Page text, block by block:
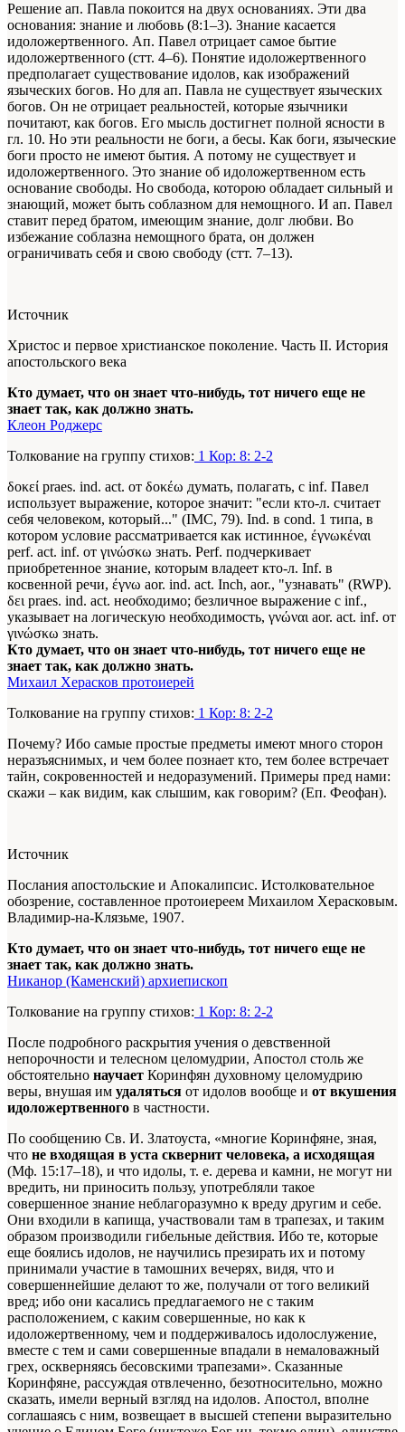
Решение ап. Павла покоится на двух основаниях. Эти два
основания: знание и любовь (8:1–3). Знание касается
идоложертвенного. Ап. Павел отрицает самое бытие
идоложертвенного (стт. 4–6). Понятие идоложертвенного
предполагает существование идолов, как изображений
языческих богов. Но для ап. Павла не существует языческих
богов. Он не отрицает реальностей, которые язычники
почитают, как богов. Его мысль достигнет полной ясности в
гл. 10. Но эти реальности не боги, а бесы. Как боги, языческие
боги просто не имеют бытия. А потому не существует и
идоложертвенного. Это знание об идоложертвенном есть
основание свободы. Но свобода, которою обладает сильный и
знающий, может быть соблазном для немощного. И ап. Павел
ставит перед братом, имеющим знание, долг любви. Во
избежание соблазна немощного брата, он должен
ограничивать себя и свою свободу (стт. 7–13).
Источник
Христос и первое христианское поколение. Часть II. История
апостольского века
Кто думает, что он знает что-нибудь, тот ничего еще не
знает так, как должно знать.
Клеон Роджерс
Толкование на группу стихов: 1 Кор: 8: 2-2
δοκεί praes. ind. act. от δοκέω думать, полагать, с inf. Павел
использует выражение, которое значит: "если кто-л. считает
себя человеком, который..." (IMC, 79). Ind. в cond. 1 типа, в
котором условие рассматривается как истинное, έγνωκέναι
perf. act. inf. от γινώσκω знать. Perf. подчеркивает
приобретенное знание, которым владеет кто-л. Inf. в
косвенной речи, έγνω aor. ind. act. Inch, aor., "узнавать" (RWP).
δει praes. ind. act. необходимо; безличное выражение с inf.,
указывает на логическую необходимость, γνώναι aor. act. inf. от
γινώσκω знать.
Кто думает, что он знает что-нибудь, тот ничего еще не
знает так, как должно знать.
Михаил Херасков протоиерей
Толкование на группу стихов: 1 Кор: 8: 2-2
Почему? Ибо самые простые предметы имеют много сторон
неразъяснимых, и чем более познает кто, тем более встречает
тайн, сокровенностей и недоразумений. Примеры пред нами:
скажи – как видим, как слышим, как говорим? (Еп. Феофан).
Источник
Послания апостольские и Апокалипсис. Истолковательное
обозрение, составленное протоиереем Михаилом Херасковым.
Владимир-на-Клязьме, 1907.
Кто думает, что он знает что-нибудь, тот ничего еще не
знает так, как должно знать.
Никанор (Каменский) архиепископ
Толкование на группу стихов: 1 Кор: 8: 2-2
После подробного раскрытия учения о девственной
непорочности и телесном целомудрии, Апостол столь же
обстоятельно научает Коринфян духовному целомудрию
веры, внушая им удаляться от идолов вообще и от вкушения
идоложертвенного в частности.
По сообщению Св. И. Златоуста, «многие Коринфяне, зная,
что не входящая в уста сквернит человека, а исходящая
(Мф. 15:17–18), и что идолы, т. е. дерева и камни, не могут ни
вредить, ни приносить пользу, употребляли такое
совершенное знание неблагоразумно к вреду другим и себе.
Они входили в капища, участвовали там в трапезах, и таким
образом производили гибельные действия. Ибо те, которые
еще боялись идолов, не научились презирать их и потому
принимали участие в тамошних вечерях, видя, что и
совершеннейшие делают то же, получали от того великий
вред; ибо они касались предлагаемого не с таким
расположением, с каким совершенные, но как к
идоложертвенному, чем и поддерживалось идолослужение,
вместе с тем и сами совершенные впадали в немаловажный
грех, оскверняясь бесовскими трапезами». Сказанные
Коринфяне, рассуждая отвлеченно, безотносительно, можно
сказать, имели верный взгляд на идолов. Апостол, вполне
соглашаясь с ним, возвещает в высшей степени выразительно